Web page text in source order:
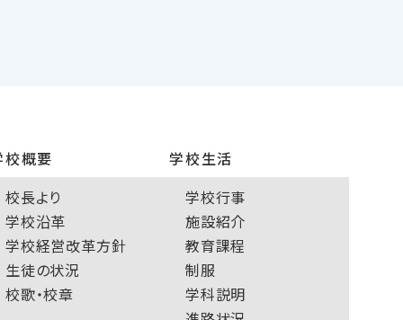
校概要
校長より
学校沿革
学校経営改革方針
生徒の状況
校歌・校章
学校生活
学校行事
施設紹介
教育課程
制服
学科説明